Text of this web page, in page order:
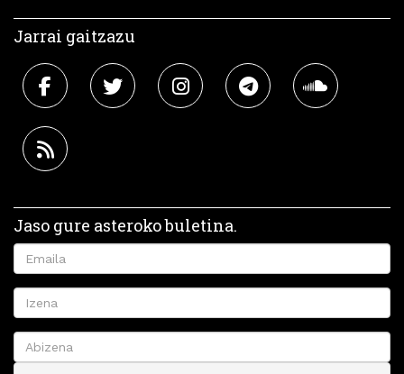
Jarrai gaitzazu
Jaso gure asteroko buletina.